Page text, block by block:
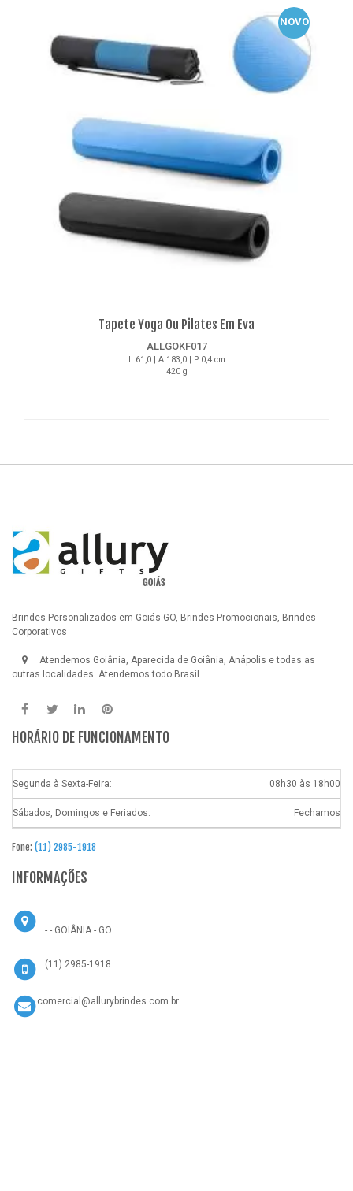
NOVO
Tapete Yoga Ou Pilates Em Eva
ALLGOKF017
L 61,0 | A 183,0 | P 0,4 cm
420 g
Brindes Personalizados em Goiás GO, Brindes Promocionais, Brindes
Corporativos
Atendemos Goiânia, Aparecida de Goiânia, Anápolis e todas as
outras localidades. Atendemos todo Brasil.
HORÁRIO DE FUNCIONAMENTO
Segunda à Sexta-Feira: 08h30 às 18h00
Sábados, Domingos e Feriados: Fechamos
Fone: (11) 2985-1918
INFORMAÇÕES
- - GOIÂNIA - GO
(11) 2985-1918
comercial@allurybrindes.com.br